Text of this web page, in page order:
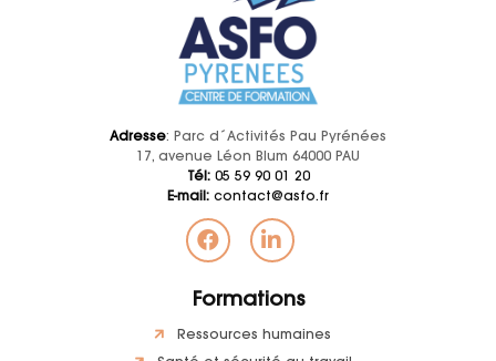
Adresse: Parc d´Activités Pau Pyrénées
17, avenue Léon Blum 64000 PAU
Tél:05 59 90 01 20
E-mail: contact@asfo.fr
Formations
Ressources humaines